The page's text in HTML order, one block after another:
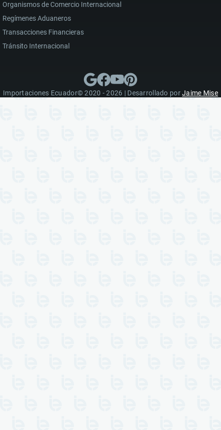
Organismos de Comercio Internacional
Regímenes Aduaneros
Transacciones Financieras
Tránsito Internacional
Importaciones Ecuador© 2020 - 2026 | Desarrollado porJaime Mise